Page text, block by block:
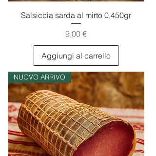
Salsiccia sarda al mirto 0,450gr
Prezzo
9,00 €
Aggiungi al carrello
NUOVO ARRIVO